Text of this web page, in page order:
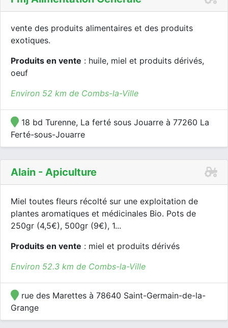
vente des produits alimentaires et des produits
exotiques.
Produits en vente : huile, miel et produits dérivés,
oeuf
Environ 52 km de Combs-la-Ville
18 bd Turenne, La ferté sous Jouarre à 77260 La
Ferté-sous-Jouarre
Alain - Apiculture
Miel toutes fleurs récolté sur une exploitation de
plantes aromatiques et médicinales Bio. Pots de
250gr (4,5€), 500gr (9€), 1...
Produits en vente : miel et produits dérivés
Environ 52.3 km de Combs-la-Ville
rue des Marettes à 78640 Saint-Germain-de-la-
Grange